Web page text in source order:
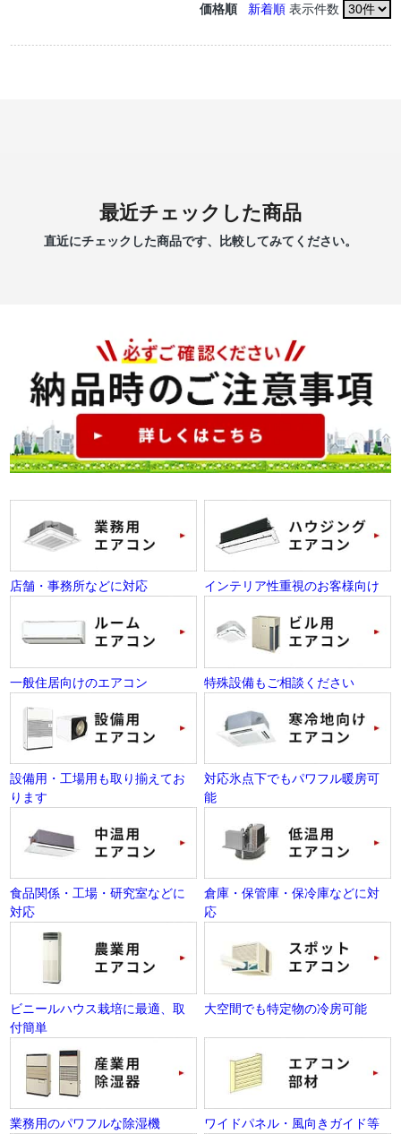
価格順 新着順表示件数
最近チェックした商品
直近にチェックした商品です、比較してみてください。
店舗・事務所などに対応 インテリア性重視のお客様向け
一般住居向けのエアコン 特殊設備もご相談ください
設備用・工場用も取り揃えてお
ります
対応氷点下でもパワフル暖房可
能
食品関係・工場・研究室などに
対応
倉庫・保管庫・保冷庫などに対
応
ビニールハウス栽培に最適、取
付簡単
大空間でも特定物の冷房可能
業務用のパワフルな除湿機 ワイドパネル・風向きガイド等